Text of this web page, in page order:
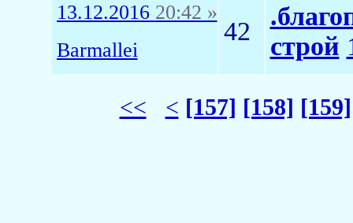
13.12.2016 20:42 »
Barmallei
42
строй
<< < [157] [158] [159]